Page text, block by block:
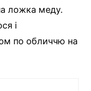
ложка меду.
і
по обличчю на